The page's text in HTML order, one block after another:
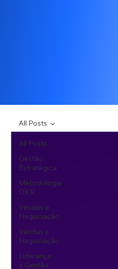
All Posts
Gestão
Estratégica
Metodologia
OKR
Vendas e
Negociação
Vendas e
Negociação
Liderança
e Gestão
All Posts